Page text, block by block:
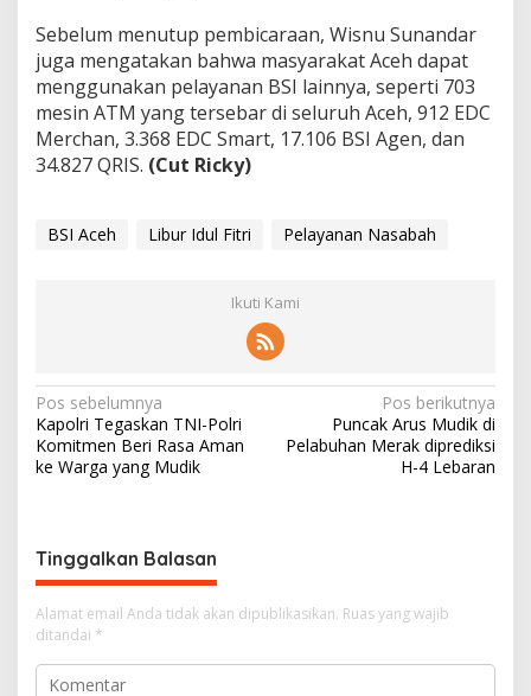
Sebelum menutup pembicaraan, Wisnu Sunandar
juga mengatakan bahwa masyarakat Aceh dapat
menggunakan pelayanan BSI lainnya, seperti 703
mesin ATM yang tersebar di seluruh Aceh, 912 EDC
Merchan, 3.368 EDC Smart, 17.106 BSI Agen, dan
34.827 QRIS. (Cut Ricky)
BSI Aceh Libur Idul Fitri Pelayanan Nasabah
Ikuti Kami
N
a
v
g
a
s
i
p
Pos sebelumnya
Kapolri Tegaskan TNI-Polri
Komitmen Beri Rasa Aman
ke Warga yang Mudik
Pos berikutnya
Puncak Arus Mudik di
Pelabuhan Merak diprediksi
H-4 Lebaran
Tinggalkan Balasan
Alamat email Anda tidak akan dipublikasikan. Ruas yang wajib
ditandai *